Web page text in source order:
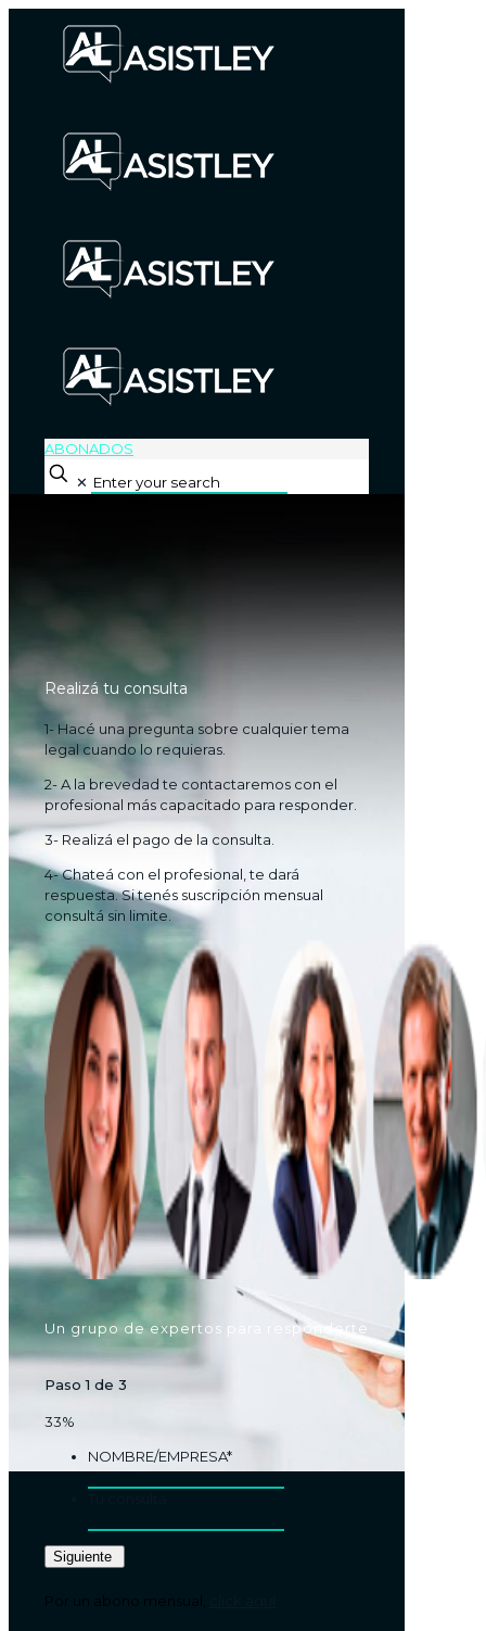
ABONADOS
✕
Realizá tu consulta
1- Hacé una pregunta sobre cualquier tema
legal cuando lo requieras.
2- A la brevedad te contactaremos con el
profesional más capacitado para responder.
3- Realizá el pago de la consulta.
4- Chateá con el profesional, te dará
respuesta. Si tenés suscripción mensual
consultá sin limite.
Un grupo de expertos para responderte
Paso1 de 3
33%
NOMBRE/EMPRESA*
Por un abono mensual,